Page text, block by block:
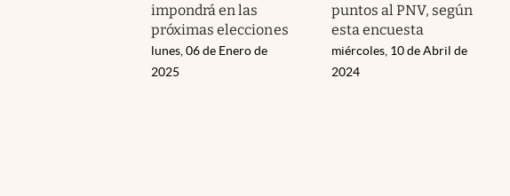
impondrá en las
próximas elecciones
lunes, 06 de Enero de
2025
puntos al PNV, según
esta encuesta
miércoles, 10 de Abril de
2024